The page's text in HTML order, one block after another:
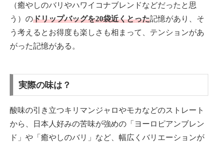
（癒やしのバリやハワイコナブレンドなどだったと思
う）のドリップバッグを20袋近くとった記憶があり、そ
う考えるとお得度も楽しさも相まって、テンションがあ
がった記憶がある。
実際の味は？
酸味の引き立つキリマンジャロやモカなどのストレート
から、日本人好みの苦味が強めの「ヨーロピアンブレン
ド」や「癒やしのバリ」など、幅広くバリエーションが